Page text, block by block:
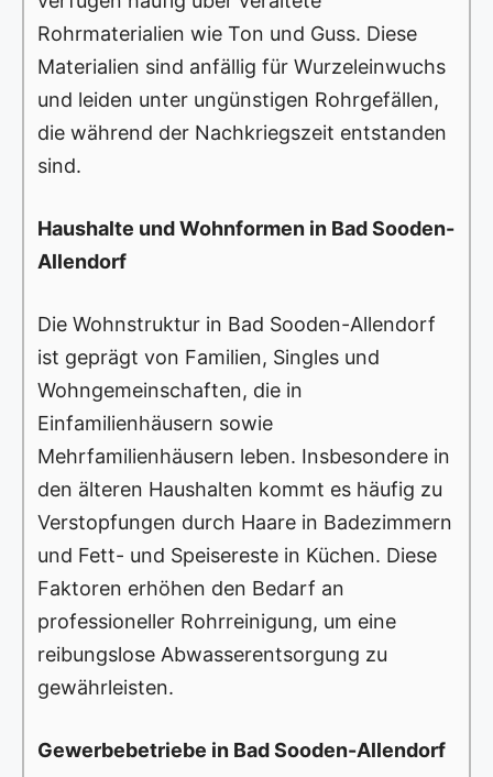
Rohrmaterialien wie Ton und Guss. Diese
Materialien sind anfällig für Wurzeleinwuchs
und leiden unter ungünstigen Rohrgefällen,
die während der Nachkriegszeit entstanden
sind.
Haushalte und Wohnformen in Bad Sooden-
Allendorf
Die Wohnstruktur in Bad Sooden-Allendorf
ist geprägt von Familien, Singles und
Wohngemeinschaften, die in
Einfamilienhäusern sowie
Mehrfamilienhäusern leben. Insbesondere in
den älteren Haushalten kommt es häufig zu
Verstopfungen durch Haare in Badezimmern
und Fett- und Speisereste in Küchen. Diese
Faktoren erhöhen den Bedarf an
professioneller Rohrreinigung, um eine
reibungslose Abwasserentsorgung zu
gewährleisten.
Gewerbebetriebe in Bad Sooden-Allendorf